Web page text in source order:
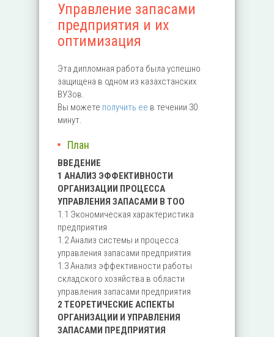
Управление запасами
предприятия и их
оптимизация
Эта дипломная работа была успешно
защищена в одном из казахстанских
ВУЗов.
Вы можете получить ее в течении 30
минут.
План
ВВЕДЕНИЕ
1 АНАЛИЗ ЭФФЕКТИВНОСТИ
ОРГАНИЗАЦИИ ПРОЦЕССА
УПРАВЛЕНИЯ ЗАПАСАМИ В ТОО
1.1 Экономическая характеристика
предприятия
1.2 Анализ системы и процесса
управления запасами предприятия
1.3 Анализ эффективности работы
складского хозяйства в области
управления запасами предприятия
2 ТЕОРЕТИЧЕСКИЕ АСПЕКТЫ
ОРГАНИЗАЦИИ И УПРАВЛЕНИЯ
ЗАПАСАМИ ПРЕДПРИЯТИЯ